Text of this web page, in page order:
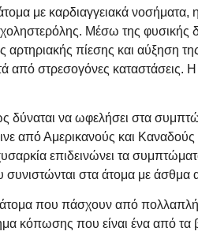
με καρδιαγγειακά νοσήματα,
Μέσω της φυσικής
πίεσης και αύξηση
στρεσογόνες καταστάσεις. Η
δύναται να ωφελήσει στα
από Αμερικανούς και
επιδεινώνει τα
στα άτομα με άσθμα
που πάσχουν από
κόπωσης που είναι ένα από